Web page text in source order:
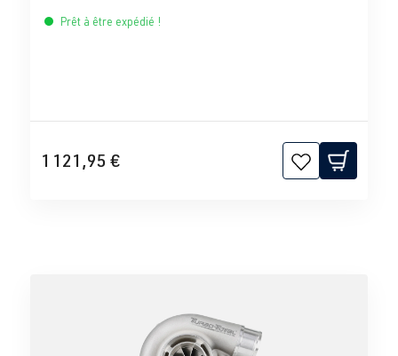
Prêt à être expédié !
1 121,95 €